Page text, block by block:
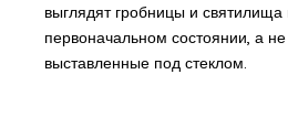
выглядят гробницы и святилища
первоначальном состоянии, а
выставленные под стеклом.